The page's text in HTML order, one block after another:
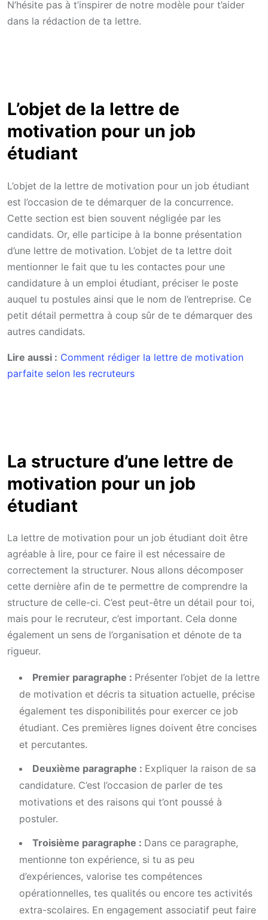
N’hésite pas à t’inspirer de notre modèle pour t’aider
dans la rédaction de ta lettre.
L’objet de la lettre de
motivation pour un job
étudiant
L’objet de la lettre de motivation pour un job étudiant
est l’occasion de te démarquer de la concurrence.
Cette section est bien souvent négligée par les
candidats. Or, elle participe à la bonne présentation
d’une lettre de motivation. L’objet de ta lettre doit
mentionner le fait que tu les contactes pour une
candidature à un emploi étudiant, préciser le poste
auquel tu postules ainsi que le nom de l’entreprise. Ce
petit détail permettra à coup sûr de te démarquer des
autres candidats.
Lire aussi : Comment rédiger la lettre de motivation
parfaite selon les recruteurs
La structure d’une lettre de
motivation pour un job
étudiant
La lettre de motivation pour un job étudiant doit être
agréable à lire, pour ce faire il est nécessaire de
correctement la structurer. Nous allons décomposer
cette dernière afin de te permettre de comprendre la
structure de celle-ci. C’est peut-être un détail pour toi,
mais pour le recruteur, c’est important. Cela donne
également un sens de l’organisation et dénote de ta
rigueur.
Premier paragraphe : Présenter l’objet de la lettre
de motivation et décris ta situation actuelle, précise
également tes disponibilités pour exercer ce job
étudiant. Ces premières lignes doivent être concises
et percutantes.
Deuxième paragraphe : Expliquer la raison de sa
candidature. C’est l’occasion de parler de tes
motivations et des raisons qui t’ont poussé à
postuler.
Troisième paragraphe : Dans ce paragraphe,
mentionne ton expérience, si tu as peu
d’expériences, valorise tes compétences
opérationnelles, tes qualités ou encore tes activités
extra-scolaires. En engagement associatif peut faire